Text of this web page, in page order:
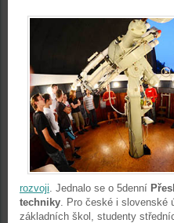
rozvoji. Jednalo se o 5denní
techniky. Pro české i slovenské
základních škol, studenty